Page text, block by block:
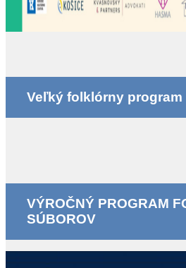
Veľký folklórny program
VÝROČNÝ PROGRAM
SÚBOROV